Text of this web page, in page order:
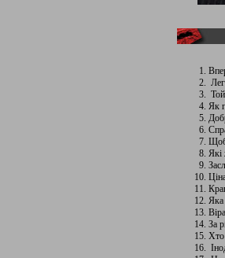
Як
Щоб
Які
Яка
За
Хто